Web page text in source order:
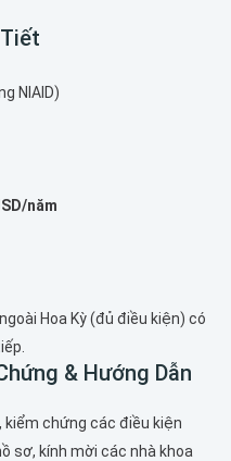
NIAID)
năm
Hoa Kỳ (đủ điều kiện) có
& Hướng Dẫn
chứng các điều kiện
sơ, kính mời các nhà khoa